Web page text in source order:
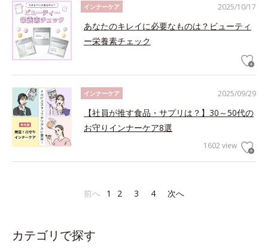
2025/10/17
インナーケア
あなたのキレイに必要なものは？ビューティ
ー栄養素チェック
2025/09/29
インナーケア
【社員が推す食品・サプリは？】30～50代の
お守りインナーケア8選
1602 view
前へ 1 2 3 4 次へ
カテゴリで探す